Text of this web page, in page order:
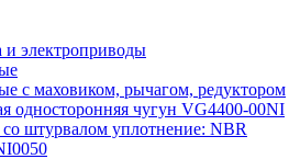
и электроприводы
с маховиком, рычагом, редуктором
односторонняя чугун VG4400-00NI
штурвалом уплотнение: NBR